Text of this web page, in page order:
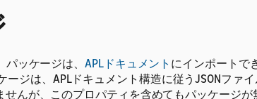
パッケージは、APLドキュメント にインポートで
ージは、APLドキュメント構造に従うJSONファ
んが、このプロパティを含めてもパッケージが